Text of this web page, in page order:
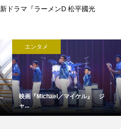
ドラマ『ラーメンD 松平國光
エンタメ
映画『Michael／マイケル』 ジ
ャ...